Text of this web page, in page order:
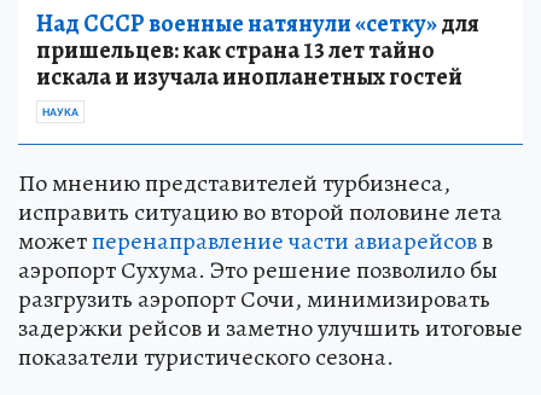
Над СССР военные натянули «сетку»для
пришельцев: как страна 13 лет тайно
искала и изучала инопланетных гостей
НАУКА
По мнению представителей турбизнеса,
исправить ситуацию во второй половине лета
можетперенаправление части авиарейсовв
аэропорт Сухума. Это решение позволило бы
разгрузить аэропорт Сочи, минимизировать
задержки рейсов и заметно улучшить итоговые
показатели туристического сезона.